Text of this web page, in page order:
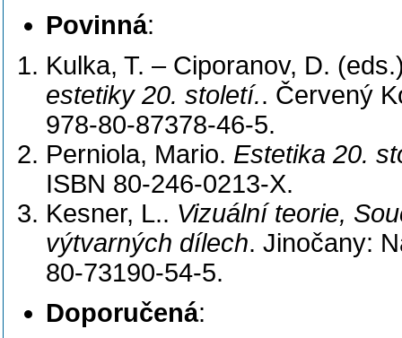
Povinná:
Kulka, T. – Ciporanov, D.
estetiky 20. století.. Červený
978-80-87378-46-5.
Perniola, Mario. Estetika 20.
ISBN 80-246-0213-X.
Kesner, L.. Vizuální teorie,
výtvarných dílech. Jinočany:
80-73190-54-5.
Doporučená: